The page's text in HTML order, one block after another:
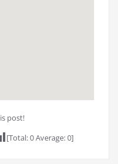
post!
[Total:0Average:0]